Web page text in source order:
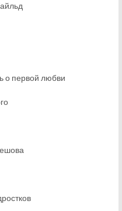
о первой любви